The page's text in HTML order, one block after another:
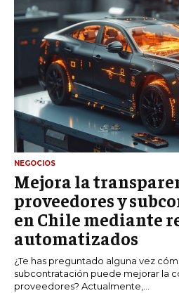
NEGOCIOS
Mejora la
proveedores y
en Chile mediante
automatizados
¿Te has preguntado alguna vez
subcontratación puede mejorar la
proveedores? Actualmente,...